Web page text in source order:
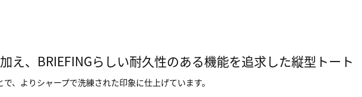
え、BRIEFINGらしい耐久性のある機能を追求した縦型トート
、よりシャープで洗練された印象に仕上げています。